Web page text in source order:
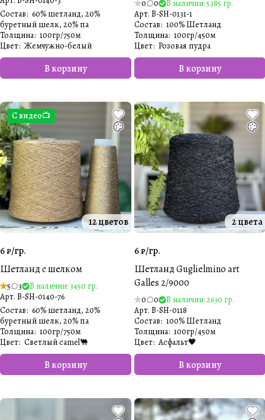
В корзину
Состав: 60% шетланд, 20%
буретный шелк, 20% па
Толщина: 100гр/750м
Цвет: Жемчужно-белый
0 0
В наличии: 5385 гр.
Арт. B-SH-0131-1
В корзину
Состав: 100% Шетланд
Толщина: 100гр/450м
Цвет: Розовая пудра
С видео📺
12 цветов
6 ₽/гр.
Шетланд с шелком
5 3
В наличии: 3450 гр.
Арт. B-SH-0140-76
В корзину
Состав: 60% шетланд, 20%
буретный шелк, 20% па
Толщина: 100гр/750м
Цвет: Светлый camel🐫
2 цвета
6 ₽/гр.
Шетланд Guglielmino art
Galles 2/9000
0 0
В наличии: 2630 гр.
Арт. B-SH-0118
В корзину
Состав: 100% Шетланд
Толщина: 100гр/450м
Цвет: Асфальт🖤